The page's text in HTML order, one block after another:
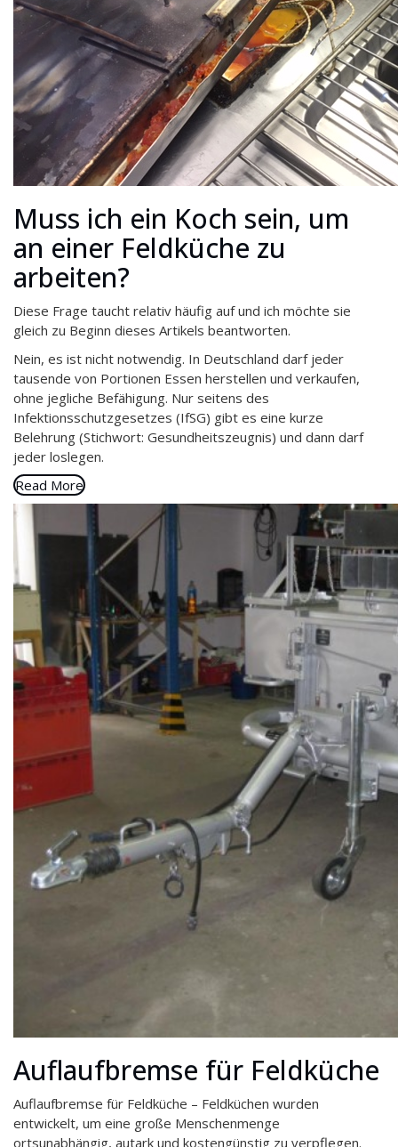
Muss ich ein Koch sein, um
an einer Feldküche zu
arbeiten?
Diese Frage taucht relativ häufig auf und ich möchte sie
gleich zu Beginn dieses Artikels beantworten.
Nein, es ist nicht notwendig. In Deutschland darf jeder
tausende von Portionen Essen herstellen und verkaufen,
ohne jegliche Befähigung. Nur seitens des
Infektionsschutzgesetzes (IfSG) gibt es eine kurze
Belehrung (Stichwort: Gesundheitszeugnis) und dann darf
jeder loslegen.
Read More
Auflaufbremse für Feldküche
Auflaufbremse für Feldküche – Feldküchen wurden
entwickelt, um eine große Menschenmenge
ortsunabhängig, autark und kostengünstig zu verpflegen.